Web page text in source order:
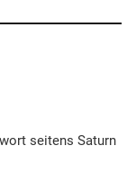
seitens Saturn